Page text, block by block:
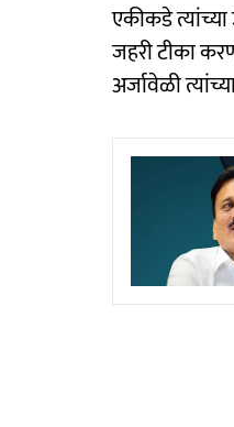
एकीकडे
जहरी टीका
अर्जावेळी